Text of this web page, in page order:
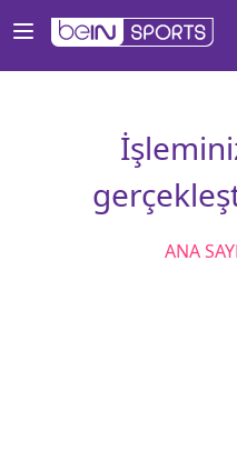
ANA